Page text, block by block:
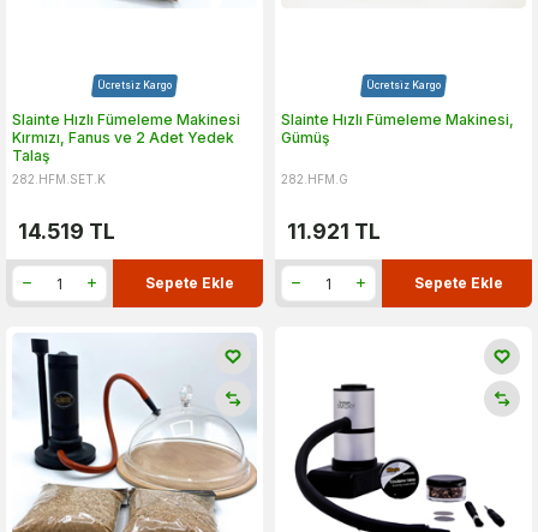
Ücretsiz Kargo
Slainte Hızlı Fümeleme Makinesi
Kırmızı, Fanus ve 2 Adet Yedek
Talaş
282.HFM.SET.K
14.519 TL
Sepete Ekle
Ücretsiz Kargo
Slainte Hızlı Fümeleme Makinesi,
Gümüş
282.HFM.G
11.921 TL
Sepete Ekle